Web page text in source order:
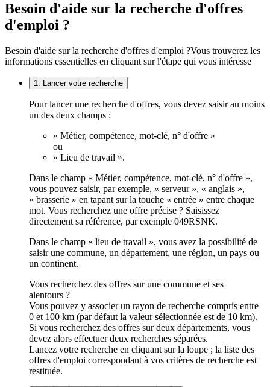
Besoin d'aide sur la recherche d'offres
d'emploi ?
Besoin d'aide sur la recherche d'offres d'emploi ?Vous trouverez les
informations essentielles en cliquant sur l'étape qui vous intéresse
1. Lancer votre recherche
Pour lancer une recherche d'offres, vous devez saisir au moins
un des deux champs :
« Métier, compétence, mot-clé, n° d'offre »
ou
« Lieu de travail ».
Dans le champ « Métier, compétence, mot-clé, n° d'offre »,
vous pouvez saisir, par exemple, « serveur », « anglais »,
« brasserie » en tapant sur la touche « entrée » entre chaque
mot. Vous recherchez une offre précise ? Saisissez
directement sa référence, par exemple 049RSNK.
Dans le champ « lieu de travail », vous avez la possibilité de
saisir une commune, un département, une région, un pays ou
un continent.
Vous recherchez des offres sur une commune et ses
alentours ?
Vous pouvez y associer un rayon de recherche compris entre
0 et 100 km (par défaut la valeur sélectionnée est de 10 km).
Si vous recherchez des offres sur deux départements, vous
devez alors effectuer deux recherches séparées.
Lancez votre recherche en cliquant sur la loupe ; la liste des
offres d'emploi correspondant à vos critères de recherche est
restituée.